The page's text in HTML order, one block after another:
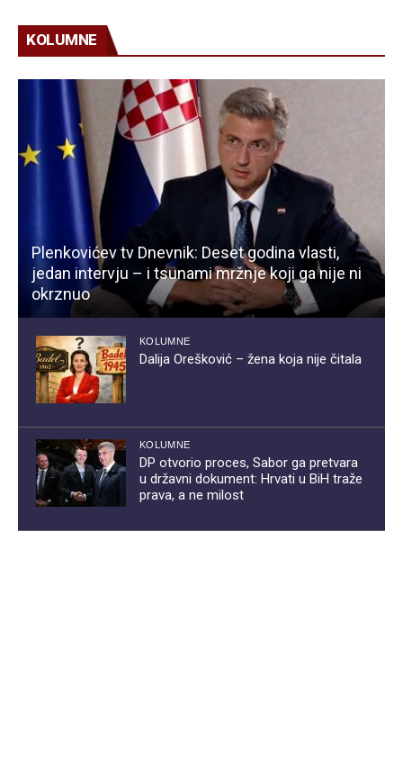
KOLUMNE
Plenkovićev tv Dnevnik: Deset godina vlasti,
jedan intervju – i tsunami mržnje koji ga nije ni
okrznuo
KOLUMNE
Dalija Orešković – žena koja nije čitala
KOLUMNE
DP otvorio proces, Sabor ga pretvara
u državni dokument: Hrvati u BiH traže
prava, a ne milost